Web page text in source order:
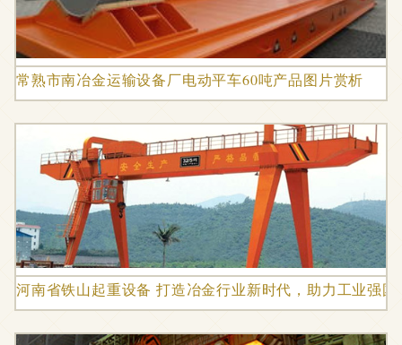
常熟市南冶金运输设备厂电动平车60吨产品图片赏析
河南省铁山起重设备 打造冶金行业新时代，助力工业强国